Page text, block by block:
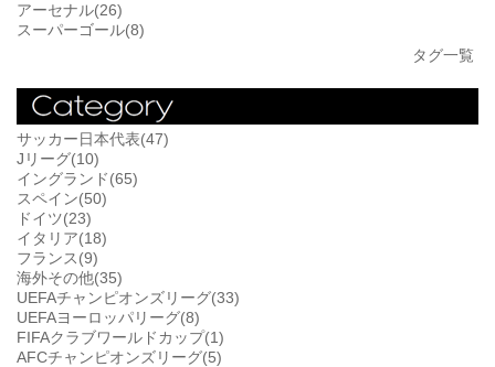
アーセナル(26)
スーパーゴール(8)
タグ一覧
サッカー日本代表(47)
Jリーグ(10)
イングランド(65)
スペイン(50)
ドイツ(23)
イタリア(18)
フランス(9)
海外その他(35)
UEFAチャンピオンズリーグ(33)
UEFAヨーロッパリーグ(8)
FIFAクラブワールドカップ(1)
AFCチャンピオンズリーグ(5)